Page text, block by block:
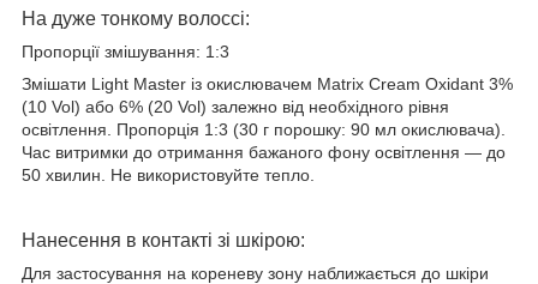
На дуже тонкому волоссі:
Пропорції змішування: 1:3
Змішати Light Master із окислювачем Matrix Cream Oxidant 3%
(10 Vol) або 6% (20 Vol) залежно від необхідного рівня
освітлення. Пропорція 1:3 (30 г порошку: 90 мл окислювача).
Час витримки до отримання бажаного фону освітлення ― до
50 хвилин. Не використовуйте тепло.
Нанесення в контакті зі шкірою:
Для застосування на кореневу зону наближається до шкіри